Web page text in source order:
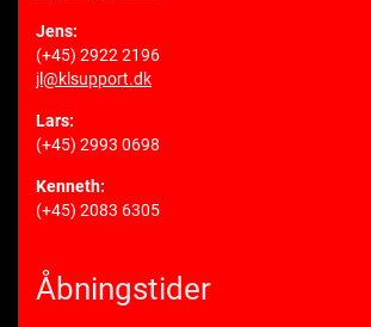
Jens:
(+45) 2922 2196
jl@klsupport.dk
Lars:
(+45) 2993 0698
Kenneth:
(+45) 2083 6305
Åbningstider